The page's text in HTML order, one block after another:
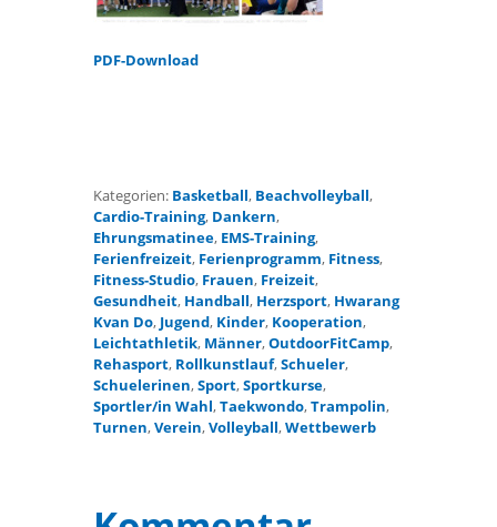
PDF-Download
Kategorien: Basketball, Beachvolleyball,
Cardio-Training, Dankern,
Ehrungsmatinee, EMS-Training,
Ferienfreizeit, Ferienprogramm, Fitness,
Fitness-Studio, Frauen, Freizeit,
Gesundheit, Handball, Herzsport, Hwarang
Kvan Do, Jugend, Kinder, Kooperation,
Leichtathletik, Männer,OutdoorFitCamp,
Rehasport, Rollkunstlauf,Schueler,
Schuelerinen,Sport,Sportkurse,
Sportler/in Wahl,Taekwondo,Trampolin,
Turnen,Verein,Volleyball,Wettbewerb